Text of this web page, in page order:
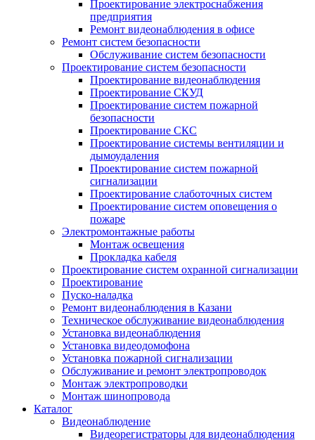
Проектирование электроснабжения
предприятия
Ремонт видеонаблюдения в офисе
Ремонт систем безопасности
Обслуживание систем безопасности
Проектирование систем безопасности
Проектирование видеонаблюдения
Проектирование СКУД
Проектирование систем пожарной
безопасности
Проектирование СКС
Проектирование системы вентиляции и
дымоудаления
Проектирование систем пожарной
сигнализации
Проектирование слаботочных систем
Проектирование систем оповещения о
пожаре
Электромонтажные работы
Монтаж освещения
Прокладка кабеля
Проектирование систем охранной сигнализации
Проектирование
Пуско-наладка
Ремонт видеонаблюдения в Казани
Техническое обслуживание видеонаблюдения
Установка видеонаблюдения
Установка видеодомофона
Установка пожарной сигнализации
Обслуживание и ремонт электропроводок
Монтаж электропроводки
Монтаж шинопровода
Каталог
Видеонаблюдение
Видеорегистраторы для видеонаблюдения